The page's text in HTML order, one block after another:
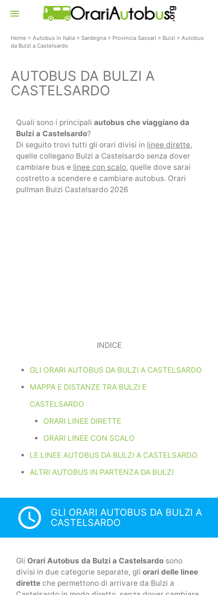
menu
Home >Autobus in Italia >Sardegna > Provincia Sassari > Bulzi >Autobus
da Bulzi a Castelsardo
AUTOBUS DA BULZI A
CASTELSARDO
Quali sono i principali autobus che viaggiano da
Bulzi a Castelsardo?
Di seguito trovi tutti gli orari divisi in linee dirette,
quelle collegano Bulzi a Castelsardo senza dover
cambiare bus e linee con scalo, quelle dove sarai
costretto a scendere e cambiare autobus. Orari
pullman Bulzi Castelsardo 2026
INDICE
GLI ORARI AUTOBUS DA BULZI A CASTELSARDO
MAPPA E DISTANZE TRA BULZI E
CASTELSARDO
ORARI LINEE DIRETTE
ORARI LINEE CON SCALO
LE LINEE AUTOBUS DA BULZI A CASTELSARDO
ALTRI AUTOBUS IN PARTENZA DA BULZI
access_time
GLI ORARI AUTOBUS DA BULZI A
CASTELSARDO
Gli Orari Autobus da Bulzi a Castelsardosono
divisi in due categorie separate, gli orari delle linee
diretteche permettono di arrivare da Bulzi a